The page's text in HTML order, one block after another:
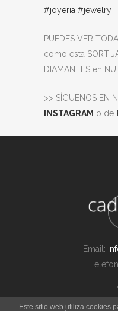
#joyeria #jewelry
PUEDES VER
como esta
DIAMANTES en
>> SÍGUENOS EN
INSTAGRAM o de
Email:
Este sitio web utiliza cookies